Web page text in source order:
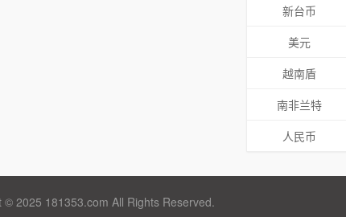
新台币
美元
越南盾
南非兰特
人民币
© 2025 181353.com All Rights Reserved.